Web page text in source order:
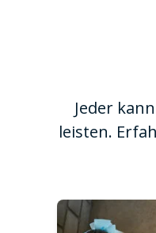
Jeder
leisten.